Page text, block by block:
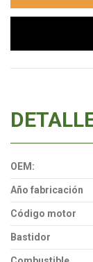
OEM:
Año fabricación
Código motor
Bastidor